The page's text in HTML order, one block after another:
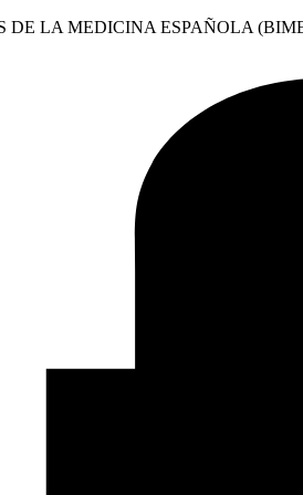
DE LA MEDICINA ESPAÑOLA